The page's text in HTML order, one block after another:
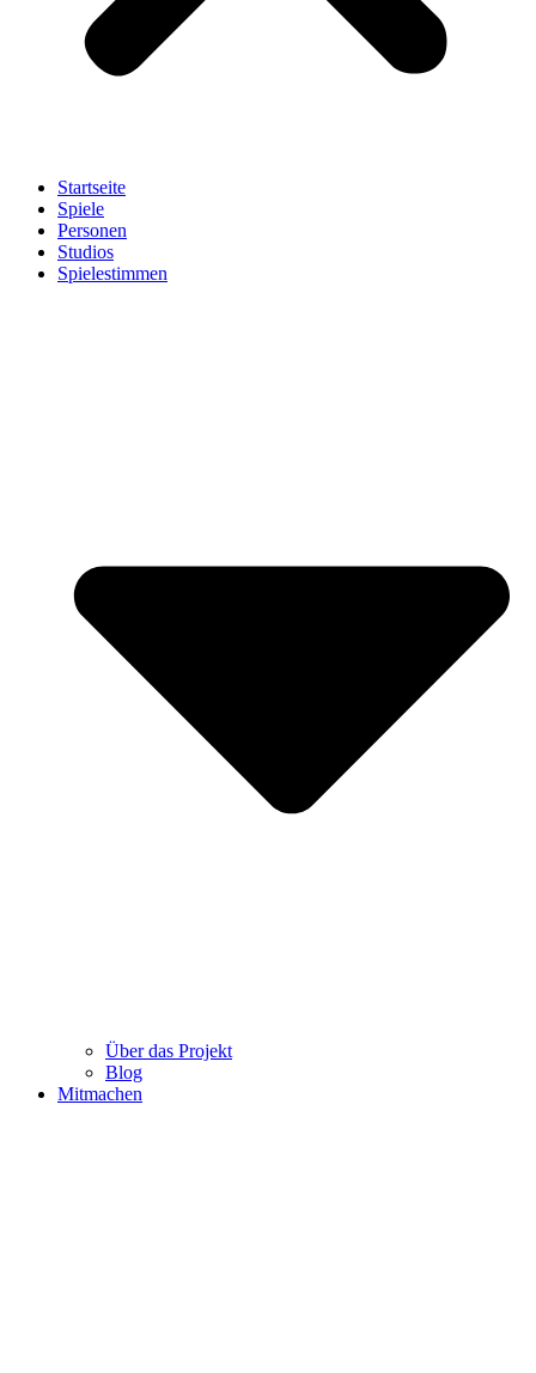
Startseite
Spiele
Personen
Studios
Spielestimmen
Über das Projekt
Blog
Mitmachen